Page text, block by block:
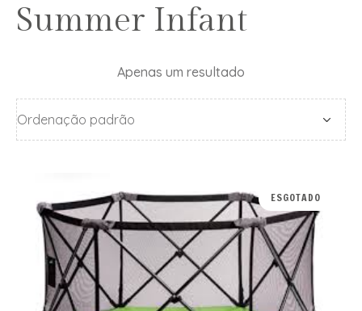
Summer Infant
Apenas um resultado
ESGOTADO